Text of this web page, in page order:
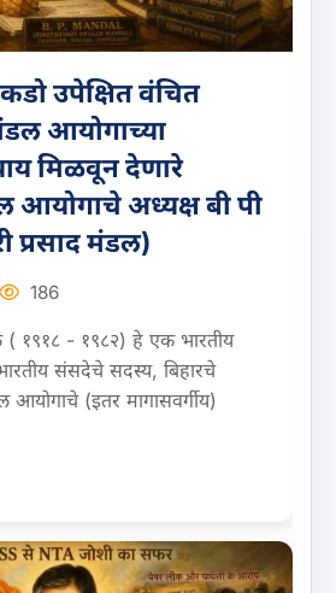
उपेक्षित वंचित
आयोगाच्या
मिळवून देणारे
आयोगाचे अध्यक्ष बी पी
प्रसाद मंडल)
186
( १९१८ - १९८२) हे एक भारतीय
संसदेचे सदस्य, बिहारचे
(इतर मागासवर्गीय)